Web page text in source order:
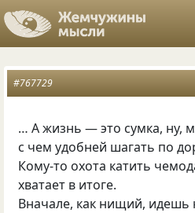
#767729
… А жизнь — это сумка, ну,
с чем удобней шагать по
Кому-то охота катить
хватает в итоге.
Вначале, как нищий, идешь